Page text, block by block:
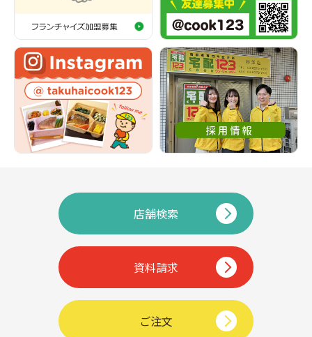
店舗検索
資料請求
ご注文